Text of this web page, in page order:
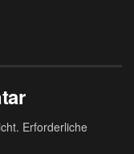
Erforderliche